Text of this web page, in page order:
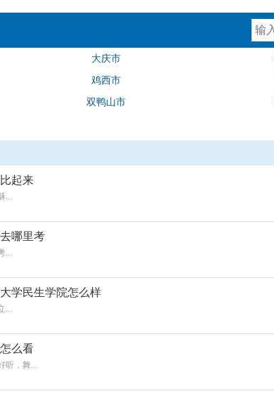
大庆市
鸡西市
双鸭山市
起来
...
哪里考
...
学民生学院怎么样
...
么看
听，舞...